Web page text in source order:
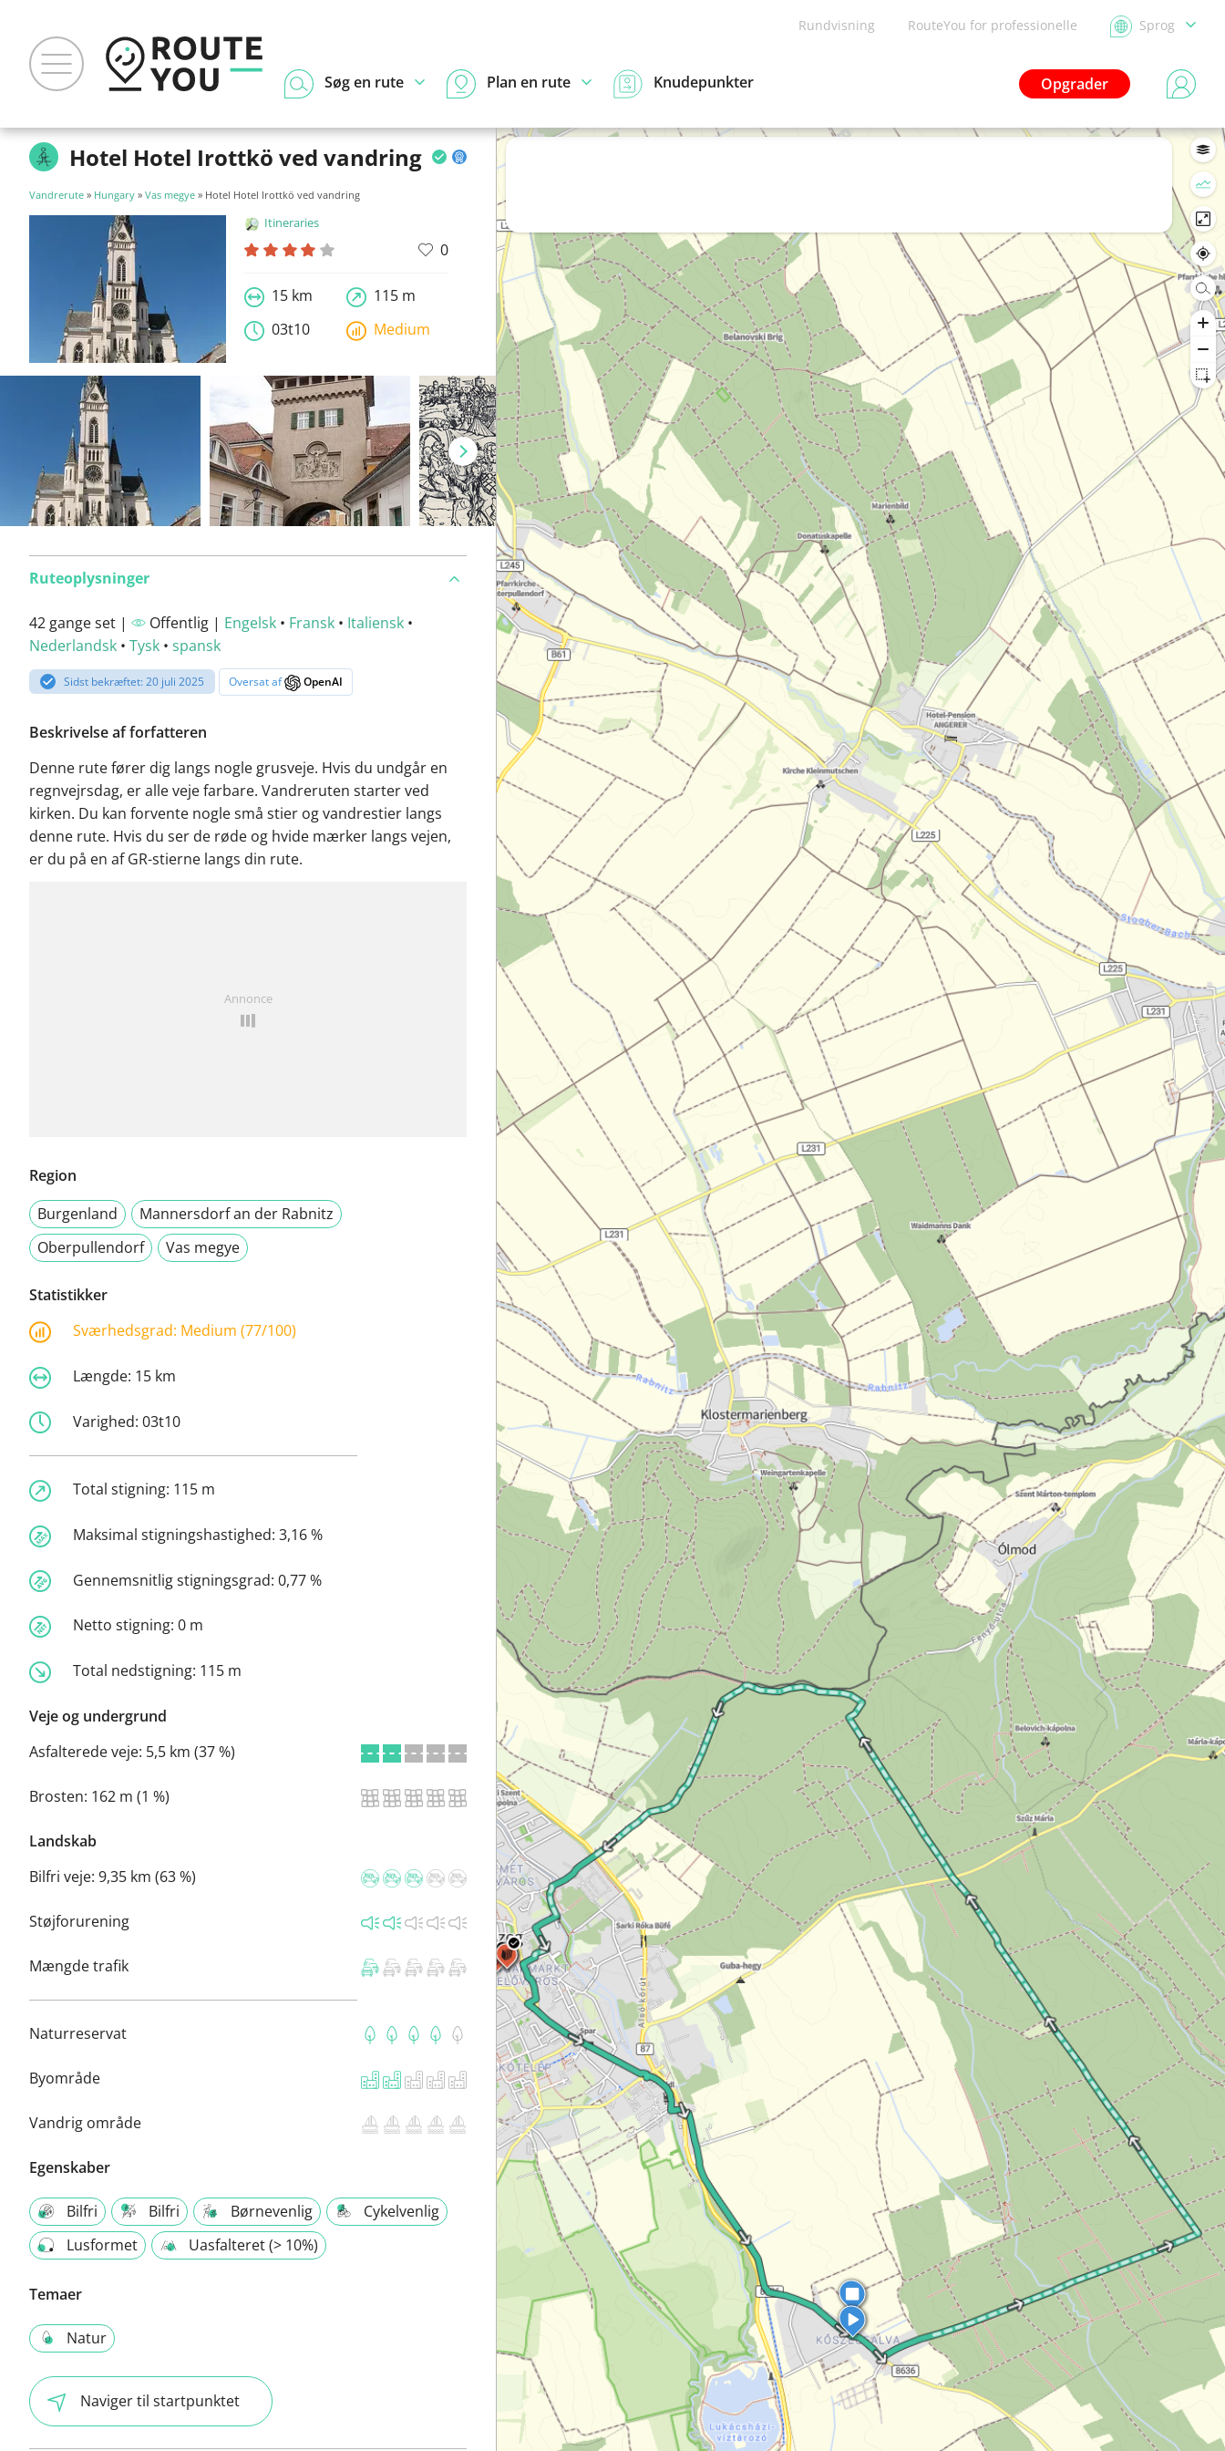
Rundvisning RouteYou for professionelle Sprog
Opgrader
Søg en rute Plan en rute Knudepunkter
Hotel Hotel Irottkö ved vandring
Vandrerute » Hungary » Vas megye » Hotel Hotel Irottkö ved vandring
Itineraries
0
15 km
115 m
03t10
Medium
Ruteoplysninger
42 gange set | Offentlig | Engelsk • Fransk • Italiensk •
Nederlandsk • Tysk • spansk
Sidst bekræftet: 20 juli 2025 Oversat af OpenAI
Beskrivelse af forfatteren
Denne rute fører dig langs nogle grusveje. Hvis du undgår en
regnvejrsdag, er alle veje farbare. Vandreruten starter ved
kirken. Du kan forvente nogle små stier og vandrestier langs
denne rute. Hvis du ser de røde og hvide mærker langs vejen,
er du på en af GR-stierne langs din rute.
Annonce
Region
Burgenland
Mannersdorf an der Rabnitz
Oberpullendorf
Vas megye
Statistikker
Sværhedsgrad: Medium (77/100)
Længde: 15 km
Varighed: 03t10
Total stigning: 115 m
Maksimal stigningshastighed: 3,16 %
Gennemsnitlig stigningsgrad: 0,77 %
Netto stigning: 0 m
Total nedstigning: 115 m
Veje og undergrund
Asfalterede veje: 5,5 km (37 %)
Brosten: 162 m (1 %)
Landskab
Bilfri veje: 9,35 km (63 %)
Støjforurening
Mængde trafik
Naturreservat
Byområde
Vandrig område
Egenskaber
Bilfri Bilfri Børnevenlig
Cykelvenlig
Lusformet
Uasfalteret (> 10%)
Temaer
Natur
Naviger til startpunktet